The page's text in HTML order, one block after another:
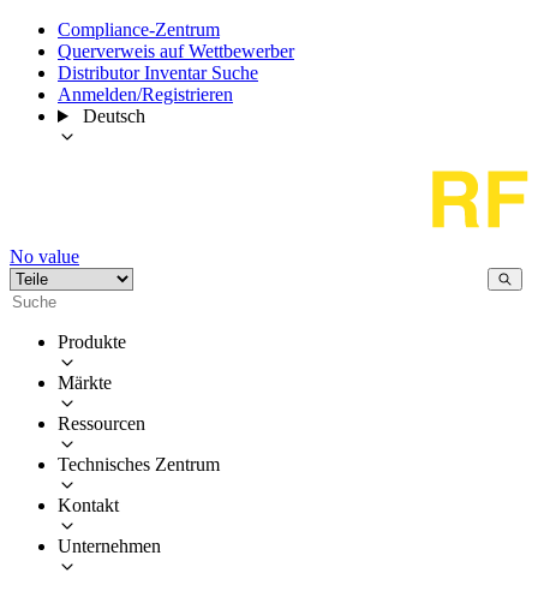
Compliance-Zentrum
Querverweis auf Wettbewerber
Distributor Inventar Suche
Anmelden/Registrieren
Deutsch
No value
Produkte
Märkte
Ressourcen
Technisches Zentrum
Kontakt
Unternehmen